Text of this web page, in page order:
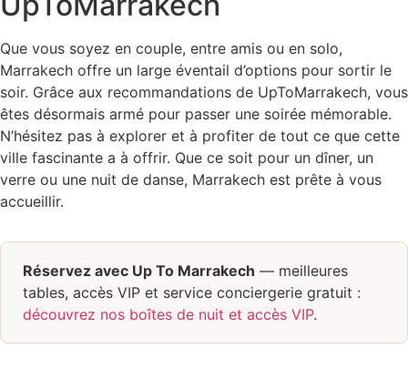
Que vous soyez en couple, entre amis ou en solo,
Marrakech offre un large éventail d’options pour sortir le
soir. Grâce aux recommandations de UpToMarrakech, vous
êtes désormais armé pour passer une soirée mémorable.
N’hésitez pas à explorer et à profiter de tout ce que cette
ville fascinante a à offrir. Que ce soit pour un dîner, un
verre ou une nuit de danse, Marrakech est prête à vous
accueillir.
Réservez avec Up To Marrakech — meilleures
tables, accès VIP et service conciergerie gratuit :
découvrez nos boîtes de nuit et accès VIP.